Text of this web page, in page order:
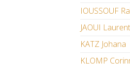
IOUSSOUF
JAOUI Laurent
KATZ Johana
KLOMP